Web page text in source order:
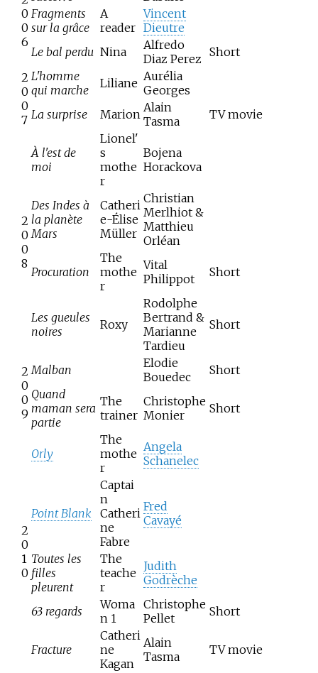
0
0
6
Fragments
sur la grâce
A
reader
Vincent
Dieutre
Le bal perdu Nina
Alfredo
Diaz Perez Short
2
0
0
7
L'homme
qui marche
Liliane Aurélia
Georges
La surprise
Marion Alain
Tasma
TV movie
2
0
0
8
À l'est de
moi
Lionel'
s
mothe
r
Bojena
Horackova
Des Indes à
la planète
Mars
Catheri
e-Élise
Müller
Christian
Merlhiot &
Matthieu
Orléan
Procuration
The
mothe
r
Vital
Philippot
Short
Les gueules
noires
Roxy
Rodolphe
Bertrand &
Marianne
Tardieu
Short
2
0
0
9
Malban
Elodie
Bouedec
Short
Quand
maman sera
partie
The
trainer
Christophe
Monier
Short
2
0
1
0
Orly
The
mothe
r
Angela
Schanelec
Point Blank
Captai
n
Catheri
ne
Fabre
Fred
Cavayé
Toutes les
filles
pleurent
The
teache
r
Judith
Godrèche
63 regards
Woma
n 1
Christophe
Pellet
Short
Fracture
Catheri
ne
Kagan
Alain
Tasma
TV movie